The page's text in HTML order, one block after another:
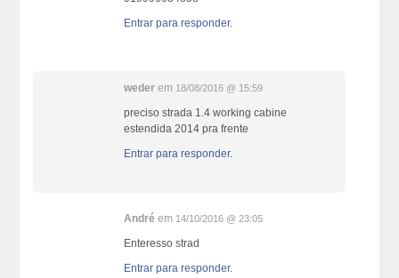
Entrar para responder.
weder em 18/08/2016 @ 15:59
preciso strada 1.4 working cabine
estendida 2014 pra frente
Entrar para responder.
André em 14/10/2016 @ 23:05
Enteresso strad
Entrar para responder.